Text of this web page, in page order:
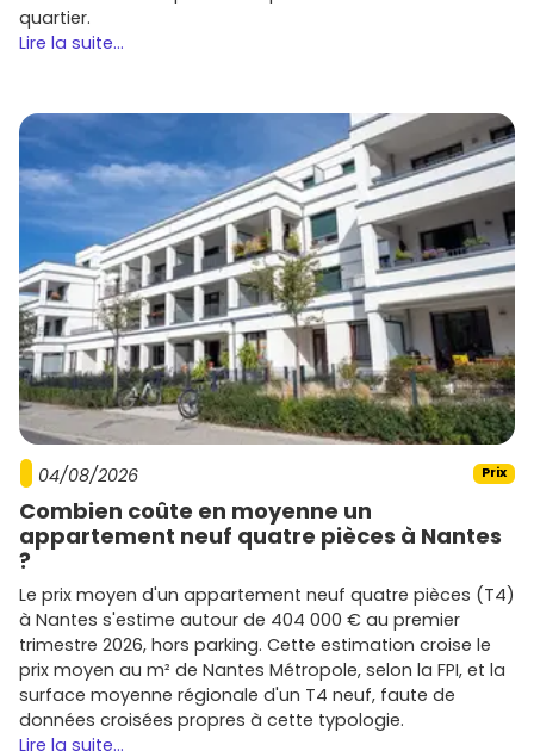
quartier.
Lire la suite...
04/08/2026 Prix
Combien coûte en moyenne un
appartement neuf quatre pièces à Nantes
?
Le prix moyen d'un appartement neuf quatre pièces (T4)
à Nantes s'estime autour de 404 000 € au premier
trimestre 2026, hors parking. Cette estimation croise le
prix moyen au m² de Nantes Métropole, selon la FPI, et la
surface moyenne régionale d'un T4 neuf, faute de
données croisées propres à cette typologie.
Lire la suite...